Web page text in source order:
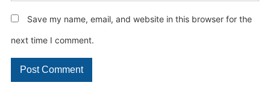
Save my name, email, and website in this browser for the
next time I comment.